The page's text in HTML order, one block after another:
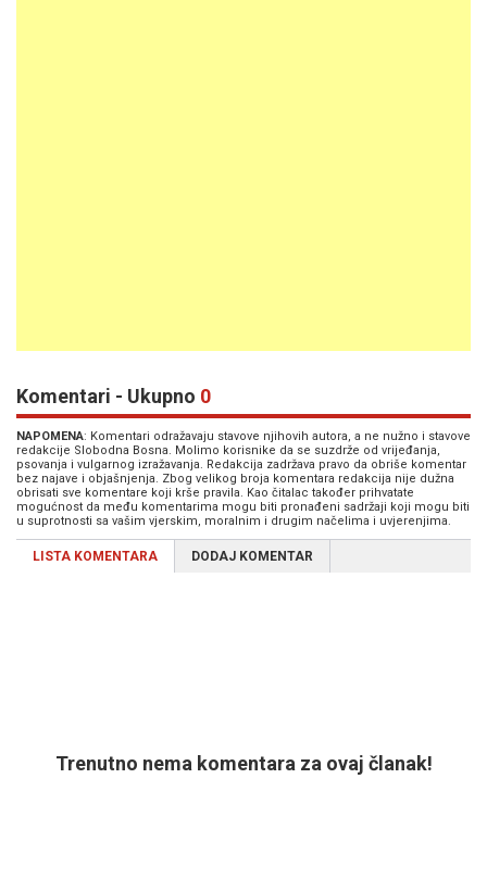
Komentari - Ukupno 0
NAPOMENA: Komentari odražavaju stavove njihovih autora, a ne nužno i stavove
redakcije Slobodna Bosna. Molimo korisnike da se suzdrže od vrijeđanja,
psovanja i vulgarnog izražavanja. Redakcija zadržava pravo da obriše komentar
bez najave i objašnjenja. Zbog velikog broja komentara redakcija nije dužna
obrisati sve komentare koji krše pravila. Kao čitalac također prihvatate
mogućnost da među komentarima mogu biti pronađeni sadržaji koji mogu biti
u suprotnosti sa vašim vjerskim, moralnim i drugim načelima i uvjerenjima.
LISTA KOMENTARA DODAJ KOMENTAR
Trenutno nema komentara za ovaj članak!